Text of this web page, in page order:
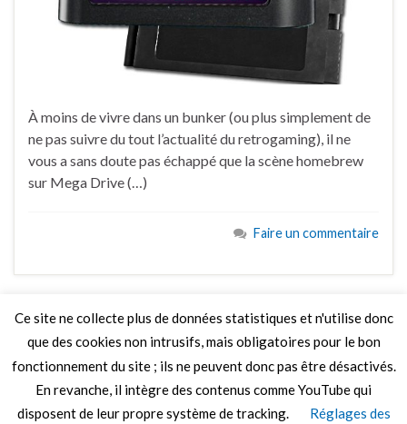
À moins de vivre dans un bunker (ou plus simplement de
ne pas suivre du tout l’actualité du retrogaming), il ne
vous a sans doute pas échappé que la scène homebrew
sur Mega Drive (…)
Faire un commentaire
LIRE PLUS
Ce site ne collecte plus de données statistiques et n'utilise donc
que des cookies non intrusifs, mais obligatoires pour le bon
fonctionnement du site ; ils ne peuvent donc pas être désactivés.
En revanche, il intègre des contenus comme YouTube qui
disposent de leur propre système de tracking.
Réglages des